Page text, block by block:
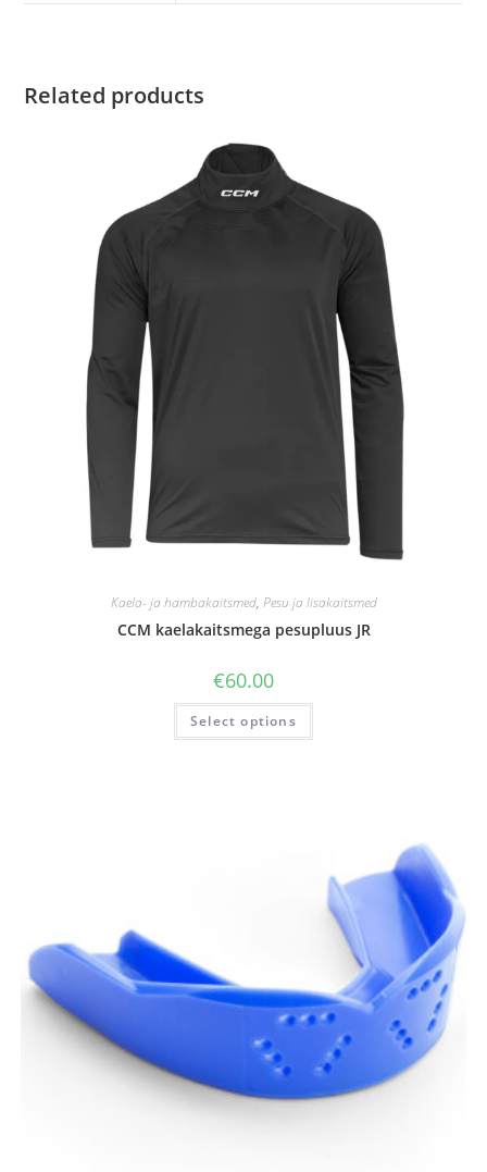
Related products
Kaela- ja hambakaitsmed, Pesu ja lisakaitsmed
CCM kaelakaitsmega pesupluus JR
€60.00
Select options